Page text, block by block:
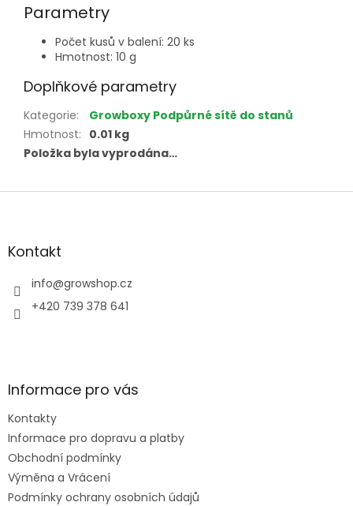
Parametry
Počet kusů v balení: 20 ks
Hmotnost: 10 g
Doplňkové parametry
Kategorie:
Growboxy Podpůrné sítě do stanů
Hmotnost: 0.01 kg
Položka byla vyprodána…
Z
aKontakt
info@growshop.cz
+420 739 378 641
Informace pro vás
Kontakty
Informace pro dopravu a platby
Obchodní podmínky
Výměna a Vrácení
Podmínky ochrany osobních údajů